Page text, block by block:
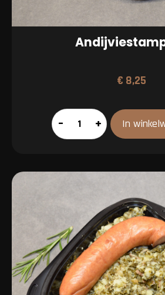
€ 8,25
Andijviestamppot
aantal
– + In